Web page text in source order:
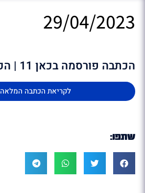
29/04/2023
הכתבה פורסמה בכאן 11 | הכל פוליטי
לקריאת הכתבה המלאה
שתפו: